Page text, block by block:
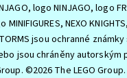
logo NINJAGO, logo
MINIFIGURES, NEXO
jsou ochranné
jsou chráněny autorským
©2026 The LEGO Group.